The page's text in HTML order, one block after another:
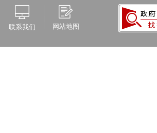
联系我们 网站地图